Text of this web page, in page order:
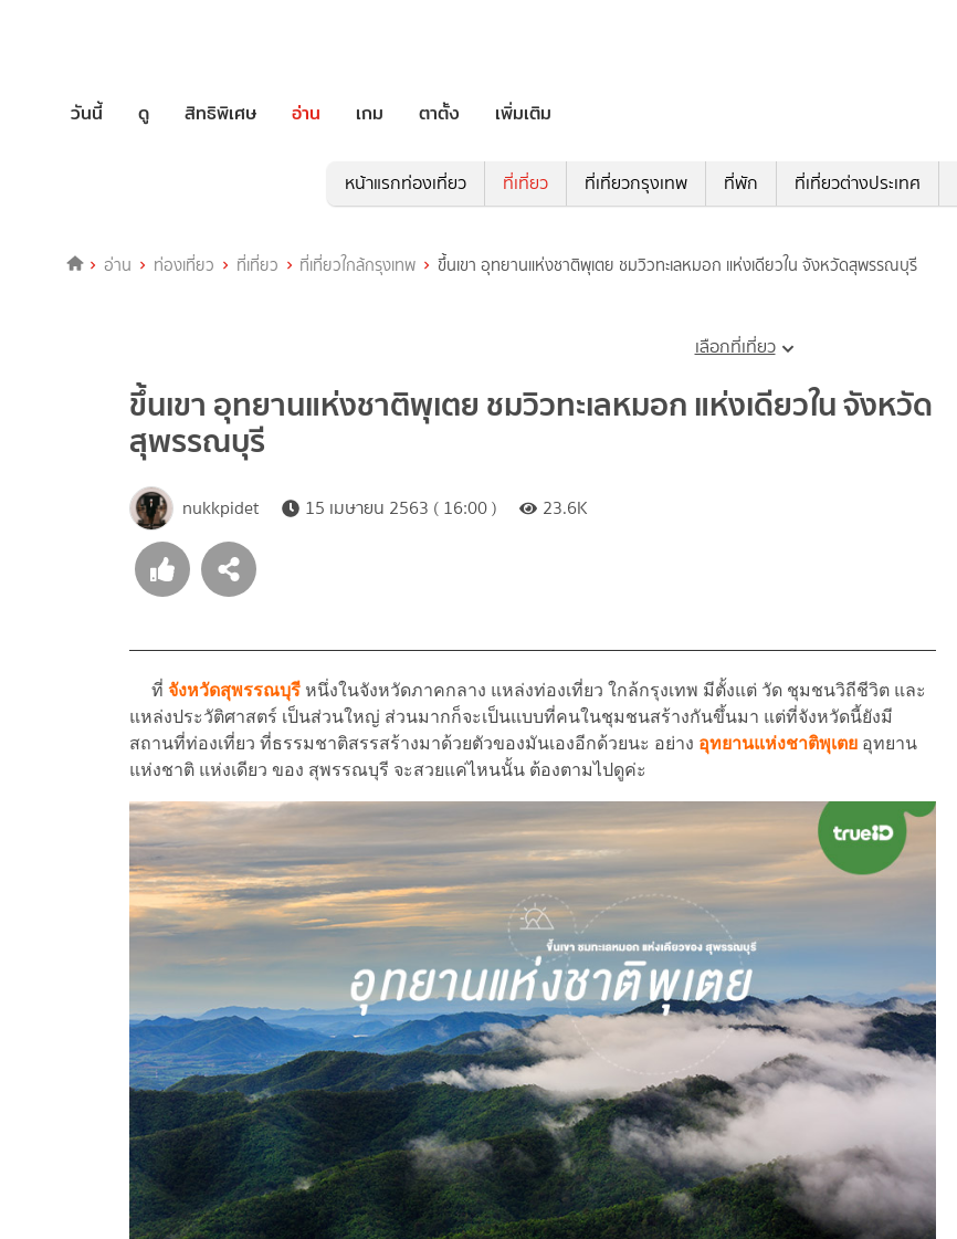
วันนี้ ดู สิทธิพิเศษ อ่าน เกม ตาตั้ง เพิ่มเติม
หน้าแรกท่องเที่ยว ที่เที่ยว ที่เที่ยวกรุงเทพ ที่พัก ที่เที่ยวต่างประเทศ
อ่าน ท่องเที่ยว ที่เที่ยว ที่เที่ยวใกล้กรุงเทพ ขึ้นเขา อุทยานแห่งชาติพุเตย ชมวิวทะเลหมอก แห่งเดียวใน จังหวัดสุพรรณบุรี
เลือกที่เที่ยว
ขึ้นเขา อุทยานแห่งชาติพุเตย ชมวิวทะเลหมอก แห่งเดียวใน จังหวัด
สุพรรณบุรี
nukkpidet 15 เมษายน 2563 ( 16:00 ) 23.6K
ที่ จังหวัดสุพรรณบุรี หนึ่งในจังหวัดภาคกลาง แหล่งท่องเที่ยว ใกล้กรุงเทพ มีตั้งแต่ วัด ชุมชนวิถีชีวิต และ
แหล่งประวัติศาสตร์ เป็นส่วนใหญ่ ส่วนมากก็จะเป็นแบบที่คนในชุมชนสร้างกันขึ้นมา แต่ที่จังหวัดนี้ยังมี
สถานที่ท่องเที่ยว ที่ธรรมชาติสรรสร้างมาด้วยตัวของมันเองอีกด้วยนะ อย่าง อุทยานแห่งชาติพุเตย อุทยาน
แห่งชาติ แห่งเดียว ของ สุพรรณบุรี จะสวยแค่ไหนนั้น ต้องตามไปดูค่ะ